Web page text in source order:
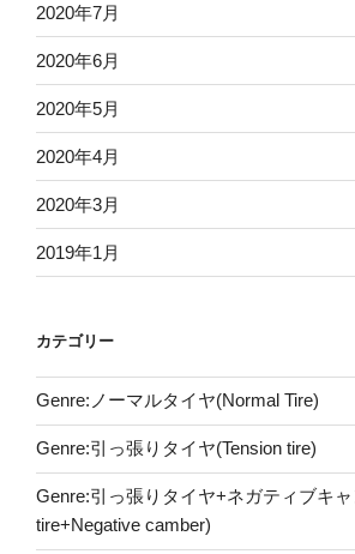
2020年7月
2020年6月
2020年5月
2020年4月
2020年3月
2019年1月
カテゴリー
Genre:ノーマルタイヤ(Normal Tire)
Genre:引っ張りタイヤ(Tension tire)
Genre:引っ張りタイヤ+ネガティブキ
tire+Negative camber)